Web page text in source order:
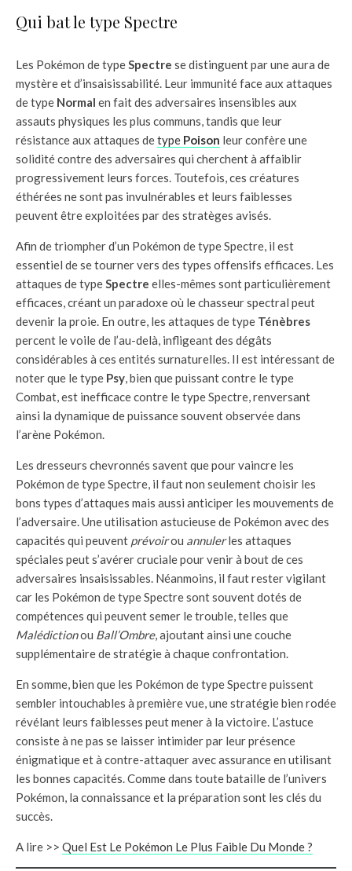
Qui bat le type Spectre
Les Pokémon de typeSpectre se distinguent par une aura de
mystère et d’insaisissabilité. Leur immunité face aux attaques
de type Normal en fait des adversaires insensibles aux
assauts physiques les plus communs, tandis que leur
résistance aux attaques detype Poison leur confère une
solidité contre des adversaires qui cherchent à affaiblir
progressivement leurs forces. Toutefois, ces créatures
éthérées ne sont pas invulnérables et leurs faiblesses
peuvent être exploitées par des stratèges avisés.
Afin de triompher d’un Pokémon de type Spectre, il est
essentiel de se tourner vers des types offensifs efficaces. Les
attaques de typeSpectre elles-mêmes sont particulièrement
efficaces, créant un paradoxe où le chasseur spectral peut
devenir la proie. En outre, les attaques de type Ténèbres
percent le voile de l’au-delà, infligeant des dégâts
considérables à ces entités surnaturelles. Il est intéressant de
noter que le type Psy, bien que puissant contre le type
Combat, est inefficace contre le type Spectre, renversant
ainsi la dynamique de puissance souvent observée dans
l’arène Pokémon.
Les dresseurs chevronnés savent que pour vaincre les
Pokémon de type Spectre, il faut non seulement choisir les
bons types d’attaques mais aussi anticiper les mouvements de
l’adversaire. Une utilisation astucieuse de Pokémon avec des
capacités qui peuvent prévoirou annulerles attaques
spéciales peut s’avérer cruciale pour venir à bout de ces
adversaires insaisissables. Néanmoins, il faut rester vigilant
car les Pokémon de type Spectre sont souvent dotés de
compétences qui peuvent semer le trouble, telles que
Malédictionou Ball’Ombre, ajoutant ainsi une couche
supplémentaire de stratégie à chaque confrontation.
En somme, bien que les Pokémon de type Spectre puissent
sembler intouchables à première vue, une stratégie bien rodée
révélant leurs faiblesses peut mener à la victoire. L’astuce
consiste à ne pas se laisser intimider par leur présence
énigmatique et à contre-attaquer avec assurance en utilisant
les bonnes capacités. Comme dans toute bataille de l’univers
Pokémon, la connaissance et la préparation sont les clés du
succès.
A lire >> Quel Est Le Pokémon Le Plus Faible Du Monde ?